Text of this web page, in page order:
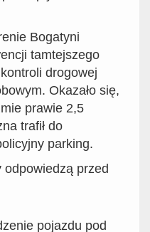
Bogatyni
tamtejszego
drogowej
Okazało się,
prawie 2,5
trafił do
parking.
odpowiedzą przed
pojazdu pod